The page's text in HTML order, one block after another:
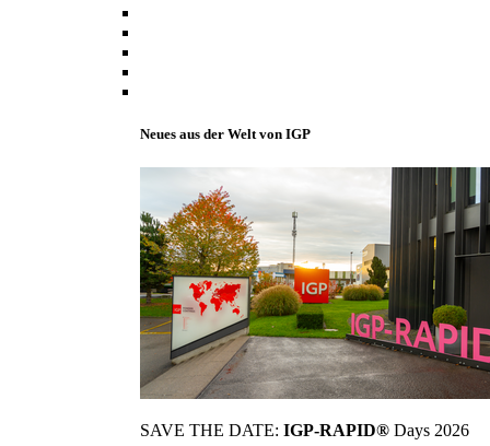
Neues aus der Welt von IGP
SAVE THE DATE: IGP-RAPID® Days 2026